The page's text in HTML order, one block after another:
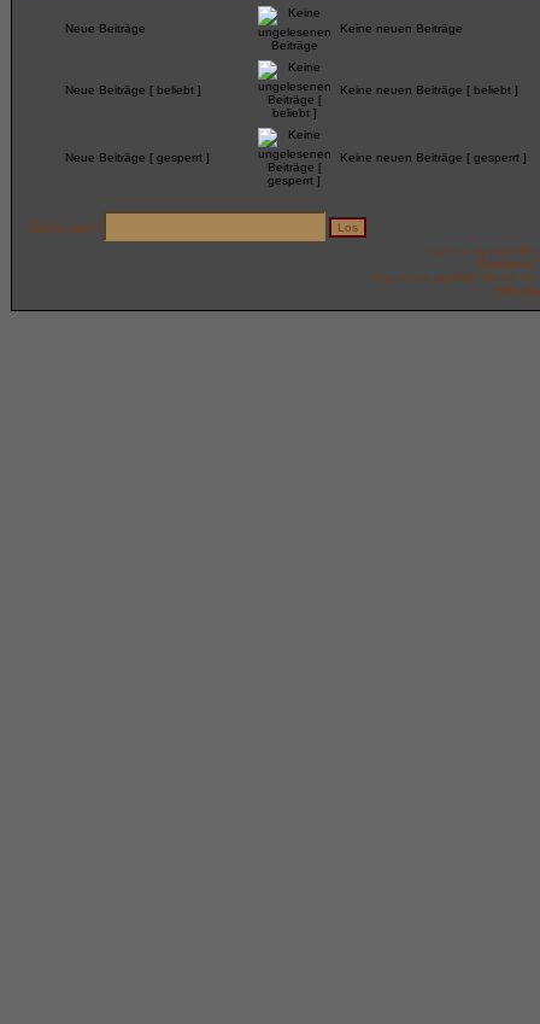
Neue Beiträge Keine neuen Beiträge
Neue Beiträge [ beliebt ] Keine neuen Beiträge [ beliebt ]
Neue Beiträge [ gesperrt ] Keine neuen Beiträge [ gesperrt ]
Suche nach:
Powered by phpBB
Deutsche
Chronicles phpBB2 theme by
With